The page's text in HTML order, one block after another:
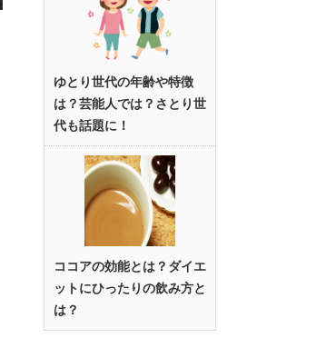
ゆとり世代の年齢や特徴
は？芸能人では？さとり世
代も話題に！
ココアの効能とは？ダイエ
ットにひったりの飲み方と
は？